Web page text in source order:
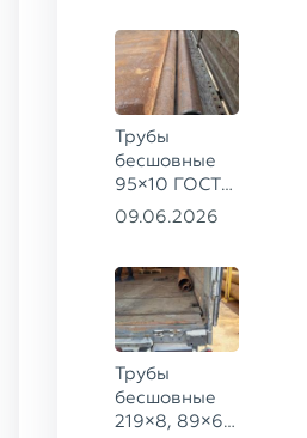
8732-78, ст.
20
Трубы
бесшовные
95×10 ГОСТ
8732-78, ст.
09.06.2026
Трубы
бесшовные
219×8, 89×6,